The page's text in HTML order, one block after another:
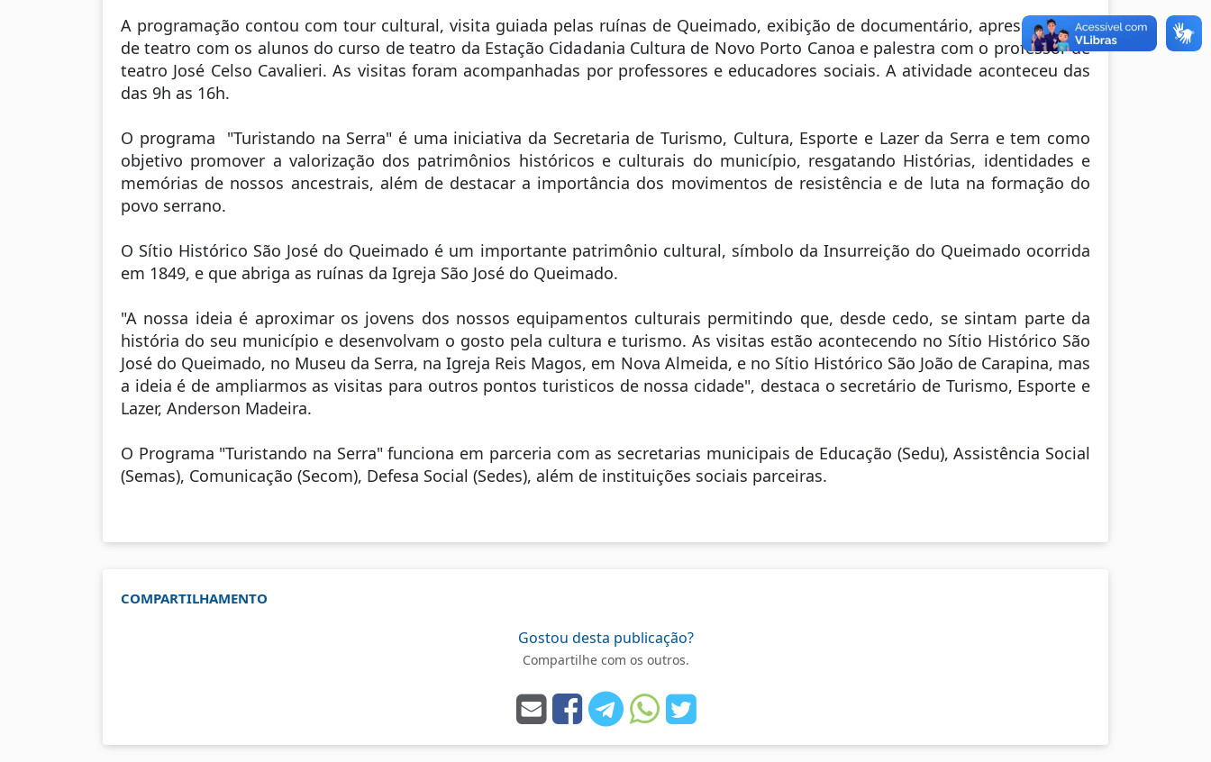
A programação contou com tour cultural, visita guiada pelas ruínas de Queimado, exibição de documentário, apresentações
de teatro com os alunos do curso de teatro da Estação Cidadania Cultura de Novo Porto Canoa e palestra com o professor de
teatro José Celso Cavalieri. As visitas foram acompanhadas por professores e educadores sociais. A atividade aconteceu das
das 9h as 16h.
O programa "Turistando na Serra" é uma iniciativa da Secretaria de Turismo, Cultura, Esporte e Lazer da Serra e tem como
objetivo promover a valorização dos patrimônios históricos e culturais do município, resgatando Histórias, identidades e
memórias de nossos ancestrais, além de destacar a importância dos movimentos de resistência e de luta na formação do
povo serrano.
O Sítio Histórico São José do Queimado é um importante patrimônio cultural, símbolo da Insurreição do Queimado ocorrida
em 1849, e que abriga as ruínas da Igreja São José do Queimado.
"A nossa ideia é aproximar os jovens dos nossos equipamentos culturais permitindo que, desde cedo, se sintam parte da
história do seu município e desenvolvam o gosto pela cultura e turismo. As visitas estão acontecendo no Sítio Histórico São
José do Queimado, no Museu da Serra, na Igreja Reis Magos, em Nova Almeida, e no Sítio Histórico São João de Carapina, mas
a ideia é de ampliarmos as visitas para outros pontos turisticos de nossa cidade", destaca o secretário de Turismo, Esporte e
Lazer, Anderson Madeira.
O Programa "Turistando na Serra" funciona em parceria com as secretarias municipais de Educação (Sedu), Assistência Social
(Semas), Comunicação (Secom), Defesa Social (Sedes), além de instituições sociais parceiras.
COMPARTILHAMENTO
Gostou desta publicação?
Compartilhe com os outros.